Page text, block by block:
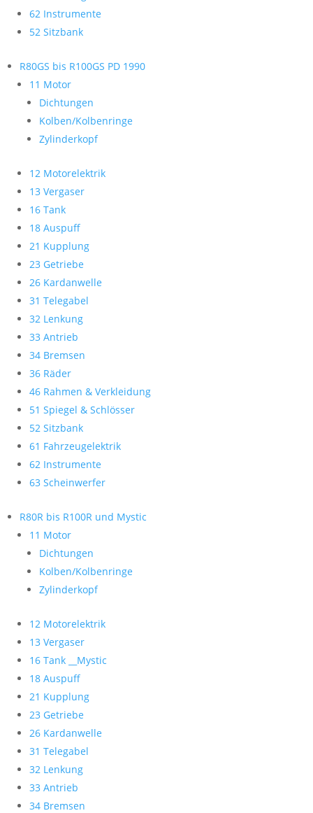
62 Instrumente
52 Sitzbank
R80GS bis R100GS PD 1990
11 Motor
Dichtungen
Kolben/Kolbenringe
Zylinderkopf
12 Motorelektrik
13 Vergaser
16 Tank
18 Auspuff
21 Kupplung
23 Getriebe
26 Kardanwelle
31 Telegabel
32 Lenkung
33 Antrieb
34 Bremsen
36 Räder
46 Rahmen & Verkleidung
51 Spiegel & Schlösser
52 Sitzbank
61 Fahrzeugelektrik
62 Instrumente
63 Scheinwerfer
R80R bis R100R und Mystic
11 Motor
Dichtungen
Kolben/Kolbenringe
Zylinderkopf
12 Motorelektrik
13 Vergaser
16 Tank __Mystic
18 Auspuff
21 Kupplung
23 Getriebe
26 Kardanwelle
31 Telegabel
32 Lenkung
33 Antrieb
34 Bremsen